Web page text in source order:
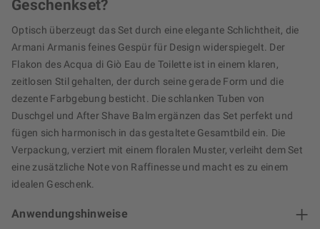
Geschenkset?
Optisch überzeugt das Set durch eine elegante Schlichtheit, die
Armani Armanis feines Gespür für Design widerspiegelt. Der
Flakon des Acqua di Giò Eau de Toilette ist in einem klaren,
zeitlosen Stil gehalten, der durch seine gerade Form und die
dezente Farbgebung besticht. Die schlanken Tuben von
Duschgel und After Shave Balm ergänzen das Set perfekt und
fügen sich harmonisch in das gestaltete Gesamtbild ein. Die
Verpackung, verziert mit einem floralen Muster, verleiht dem Set
eine zusätzliche Note von Raffinesse und macht es zu einem
idealen Geschenk.
Anwendungshinweise